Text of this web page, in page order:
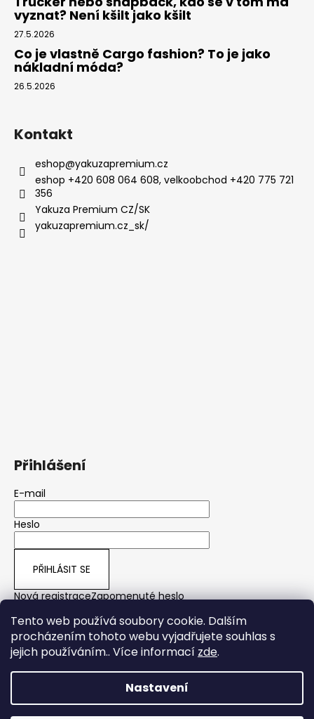
Tento web používá soubory cookie. Dalším
procházením tohoto webu vyjadřujete souhlas s
jejich používáním.. Více informací zde.
Nastavení
vyznat? Není kšilt jako kšilt
27.5.2026
Co je vlastně Cargo fashion? To je jako
nákladní móda?
26.5.2026
Kontakt
eshop@yakuzapremium.cz
eshop +420 608 064 608, velkoobchod +420 775 721
356
Yakuza Premium CZ/SK
yakuzapremium.cz_sk/
Přihlášení
E-mail
Heslo
PŘIHLÁSIT SE
Nová registraceZapomenuté heslo
yps